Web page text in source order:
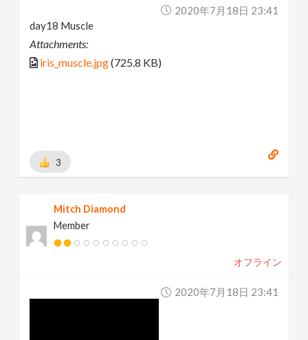
2020年7月18日 23:41
day18 Muscle
Attachments:
iris_muscle.jpg(725.8 KB)
3
Mitch Diamond
Member
オフライン
2020年7月18日 23:41